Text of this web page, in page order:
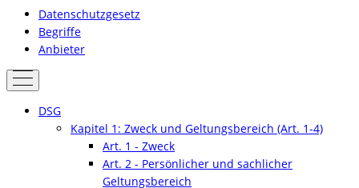
Datenschutzgesetz
Begriffe
Anbieter
DSG
Kapitel 1: Zweck und Geltungsbereich (Art. 1-4)
Art. 1 - Zweck
Art. 2 - Persönlicher und sachlicher
Geltungsbereich